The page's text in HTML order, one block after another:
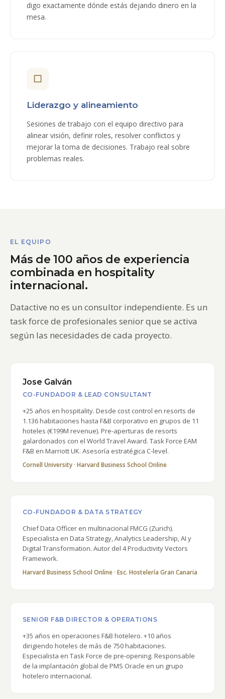
digo exactamente dónde estás dejando dinero en la
mesa.
□
Liderazgo y alineamiento
Sesiones de trabajo con el equipo directivo para
alinear visión, definir roles, resolver conflictos y
mejorar la toma de decisiones. Trabajo real sobre
problemas reales.
EL EQUIPO
Más de 100 años de experiencia
combinada en hospitality
internacional.
Datactive no es un consultor independiente. Es un
task force de profesionales senior que se activa
según las necesidades de cada proyecto.
Jose Galván
CO-FUNDADOR & LEAD CONSULTANT
+25 años en hospitality. Desde cost control en resorts de
1.136 habitaciones hasta F&B corporativo en grupos de 11
hoteles (€199M revenue). Pre-aperturas de resorts
galardonados con el World Travel Award. Task Force EAM
F&B en Marriott UK. Asesoría estratégica C-level.
Cornell University · Harvard Business School Online
CO-FUNDADOR & DATA STRATEGY
Chief Data Officer en multinacional FMCG (Zurich).
Especialista en Data Strategy, Analytics Leadership, AI y
Digital Transformation. Autor del 4 Productivity Vectors
Framework.
Harvard Business School Online · Esc. Hostelería Gran Canaria
SENIOR F&B DIRECTOR & OPERATIONS
+35 años en operaciones F&B hotelero. +10 años
dirigiendo hoteles de más de 750 habitaciones.
Especialista en Task Force de pre-opening. Responsable
de la implantación global de PMS Oracle en un grupo
hotelero internacional.